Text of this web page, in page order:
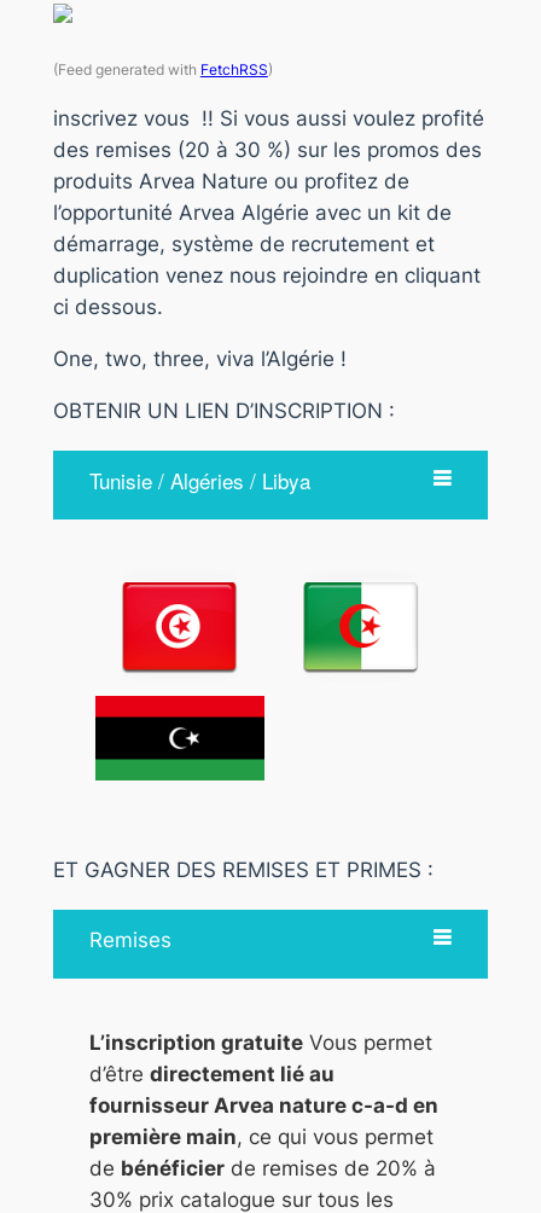
(Feed generated with FetchRSS)
inscrivez vous !! Si vous aussi voulez profité
des remises (20 à 30 %) sur les promos des
produits Arvea Nature ou profitez de
l’opportunité Arvea Algérie avec un kit de
démarrage, système de recrutement et
duplication venez nous rejoindre en cliquant
ci dessous.
One, two, three, viva l’Algérie !
OBTENIR UN LIEN D’INSCRIPTION :
Tunisie / Algéries / Libya
ET GAGNER DES REMISES ET PRIMES :
Remises
L’inscription gratuiteVous permet
d’être directement lié au
fournisseur Arvea nature c-a-d en
première main, ce qui vous permet
de bénéficierde remises de 20% à
30% prix catalogue sur tous les